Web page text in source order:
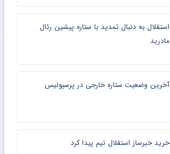
استقلال به دنبال تمدید با ستاره پیشین رئال
مادرید
آخرین وضعیت ستاره خارجی در پرسپولیس
خرید خبرساز استقلال تیم پیدا کرد